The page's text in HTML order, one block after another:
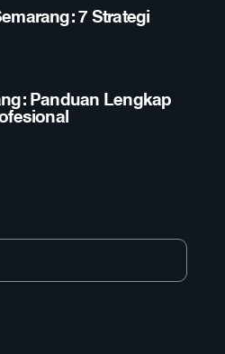
7 Strategi
Panduan Lengkap